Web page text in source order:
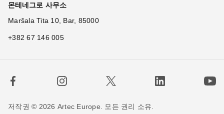
×
몬테네그로 사무소
Maršala Tita 10, Bar, 85000
+382 67 146 005
저작권 © 2026 Artec Europe. 모든 권리 소유.